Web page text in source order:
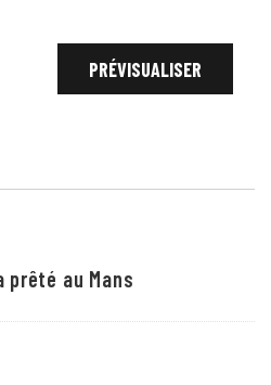
prêté au Mans